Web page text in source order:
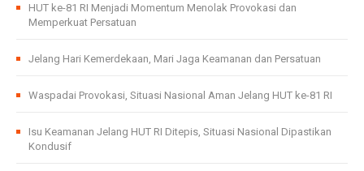
HUT ke-81 RI Menjadi Momentum Menolak Provokasi dan
Memperkuat Persatuan
Jelang Hari Kemerdekaan, Mari Jaga Keamanan dan Persatuan
Waspadai Provokasi, Situasi Nasional Aman Jelang HUT ke-81 RI
Isu Keamanan Jelang HUT RI Ditepis, Situasi Nasional Dipastikan
Kondusif